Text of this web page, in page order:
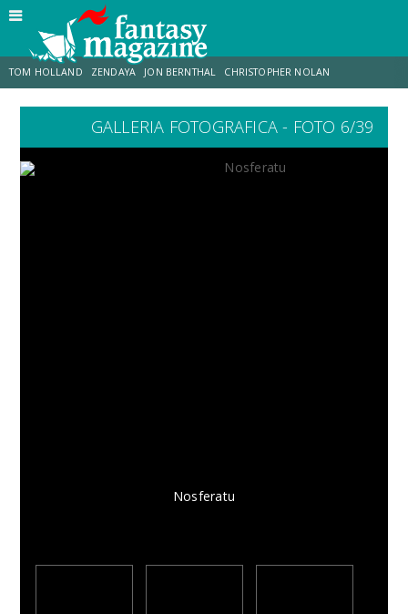
TOM HOLLAND ZENDAYA JON BERNTHAL CHRISTOPHER NOLAN
LUCCA COMICS & GAMES ODISSEA CHRIS MCKENNA
GALLERIA FOTOGRAFICA - FOTO 6/39
Nosferatu